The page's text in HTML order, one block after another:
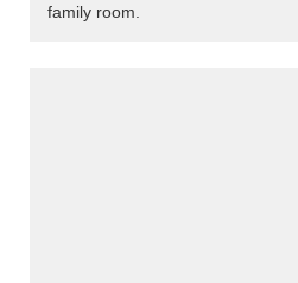
family room.